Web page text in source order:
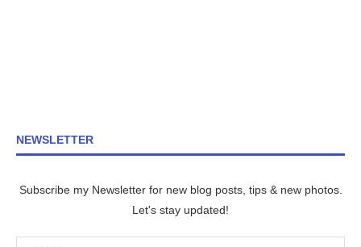
NEWSLETTER
Subscribe my Newsletter for new blog posts, tips & new photos.
Let's stay updated!